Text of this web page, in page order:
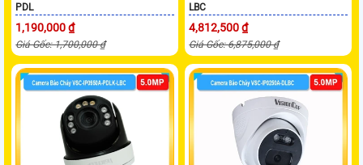
PDL
1,190,000 ₫
Giá Gốc: 1,700,000 ₫
LBC
4,812,500 ₫
Giá Gốc: 6,875,000 ₫